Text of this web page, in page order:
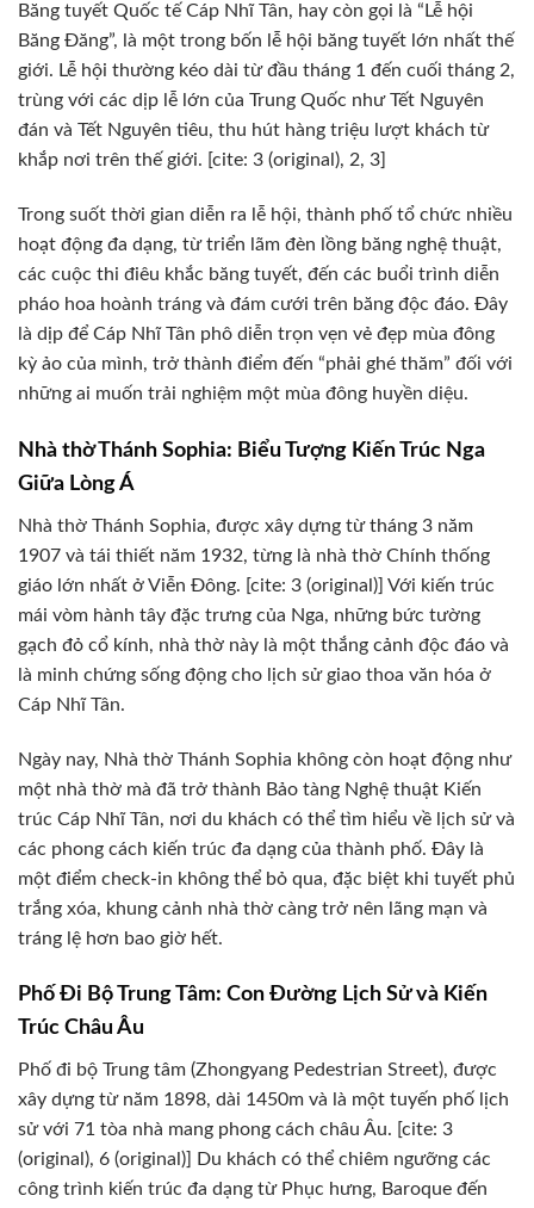
Băng tuyết Quốc tế Cáp Nhĩ Tân, hay còn gọi là “Lễ hội
Băng Đăng”, là một trong bốn lễ hội băng tuyết lớn nhất thế
giới. Lễ hội thường kéo dài từ đầu tháng 1 đến cuối tháng 2,
trùng với các dịp lễ lớn của Trung Quốc như Tết Nguyên
đán và Tết Nguyên tiêu, thu hút hàng triệu lượt khách từ
khắp nơi trên thế giới. [cite: 3 (original), 2, 3]
Trong suốt thời gian diễn ra lễ hội, thành phố tổ chức nhiều
hoạt động đa dạng, từ triển lãm đèn lồng băng nghệ thuật,
các cuộc thi điêu khắc băng tuyết, đến các buổi trình diễn
pháo hoa hoành tráng và đám cưới trên băng độc đáo. Đây
là dịp để Cáp Nhĩ Tân phô diễn trọn vẹn vẻ đẹp mùa đông
kỳ ảo của mình, trở thành điểm đến “phải ghé thăm” đối với
những ai muốn trải nghiệm một mùa đông huyền diệu.
Nhà thờ Thánh Sophia: Biểu Tượng Kiến Trúc Nga
Giữa Lòng Á
Nhà thờ Thánh Sophia, được xây dựng từ tháng 3 năm
1907 và tái thiết năm 1932, từng là nhà thờ Chính thống
giáo lớn nhất ở Viễn Đông. [cite: 3 (original)] Với kiến trúc
mái vòm hành tây đặc trưng của Nga, những bức tường
gạch đỏ cổ kính, nhà thờ này là một thắng cảnh độc đáo và
là minh chứng sống động cho lịch sử giao thoa văn hóa ở
Cáp Nhĩ Tân.
Ngày nay, Nhà thờ Thánh Sophia không còn hoạt động như
một nhà thờ mà đã trở thành Bảo tàng Nghệ thuật Kiến
trúc Cáp Nhĩ Tân, nơi du khách có thể tìm hiểu về lịch sử và
các phong cách kiến trúc đa dạng của thành phố. Đây là
một điểm check-in không thể bỏ qua, đặc biệt khi tuyết phủ
trắng xóa, khung cảnh nhà thờ càng trở nên lãng mạn và
tráng lệ hơn bao giờ hết.
Phố Đi Bộ Trung Tâm: Con Đường Lịch Sử và Kiến
Trúc Châu Âu
Phố đi bộ Trung tâm (Zhongyang Pedestrian Street), được
xây dựng từ năm 1898, dài 1450m và là một tuyến phố lịch
sử với 71 tòa nhà mang phong cách châu Âu. [cite: 3
(original), 6 (original)] Du khách có thể chiêm ngưỡng các
công trình kiến trúc đa dạng từ Phục hưng, Baroque đến